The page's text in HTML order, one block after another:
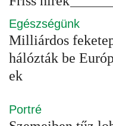
Egészségünk
Milliárdos
hálózták be
ek
Portré